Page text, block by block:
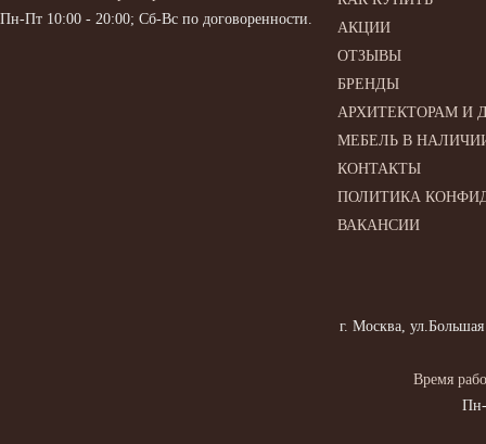
Пн-Пт 10:00 - 20:00; Сб-Вс по договоренности.
АКЦИИ
ОТЗЫВЫ
БРЕНДЫ
АРХИТЕКТОРАМ И
МЕБЕЛЬ В
КОНТАКТЫ
ПОЛИТИКА
ВАКАНСИИ
г. Москва, ул.Большая
Время
Пн-